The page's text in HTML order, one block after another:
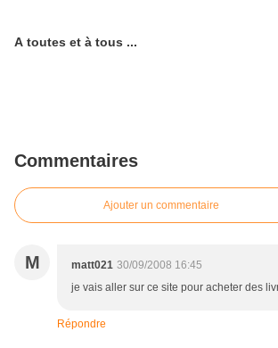
A toutes et à tous ...
Commentaires
Ajouter un commentaire
M matt021 30/09/2008 16:45
je vais aller sur ce site pour acheter des
Répondre